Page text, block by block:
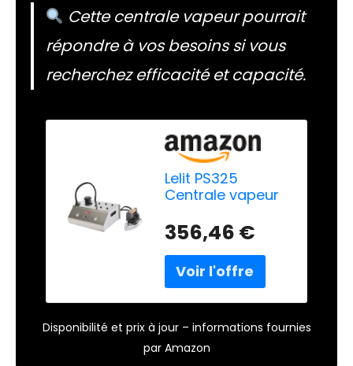
Cette centrale vapeur pourrait
répondre à vos besoins si vous
recherchez efficacité et capacité.
Lelit PS325
Centrale vapeur
Semelle en acier
inoxydable Acier
inoxydable
Centrale vapeur
800 W 5,5 bar 2,5
inoxydable 1000
W
356,46 €
Disponibilité et prix à jour – informations fournies
par Amazon